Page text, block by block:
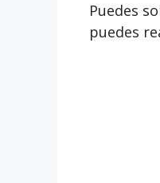
Puedes
puedes